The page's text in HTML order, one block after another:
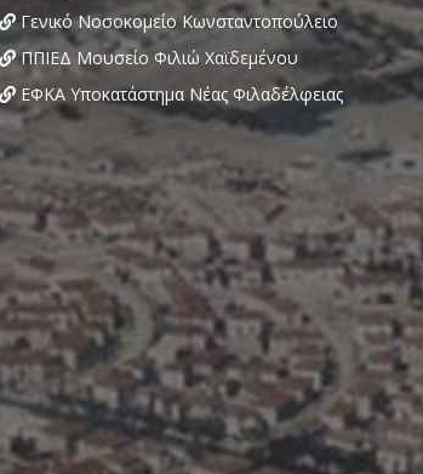
Γενικό Νοσοκομείο Κωνσταντοπούλειο
ΠΠΙΕΔ Μουσείο Φιλιώ Χαϊδεμένου
ΕΦΚΑ Υποκατάστημα Νέας Φιλαδέλφειας